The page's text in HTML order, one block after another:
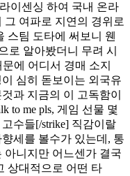
이센싱 하여 국내 온라
그 여파로 지연의 경위로
스팀 도타에 써보니 웬
로 알아봤더니 무려 시
에 어디서 경매 소지
심히 돋보이는 외국유
과 지금의 이 고독함이
to me pls, 게임 선물 몇
수들[/strike] 직감이랄
세를 볼수가 있는데, 통
아니지만 어느센가 결국
상대적으로 어떤 타